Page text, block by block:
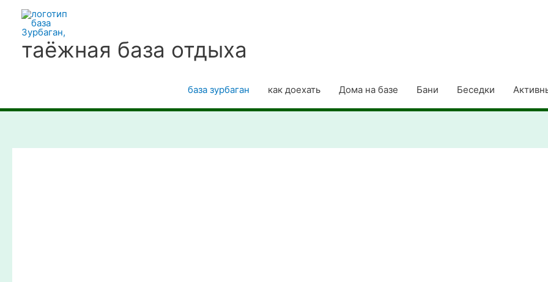
Перейти
содержимому
таёжная база отдыха
база зурбаган как доехать Дома на базе Бани Беседки